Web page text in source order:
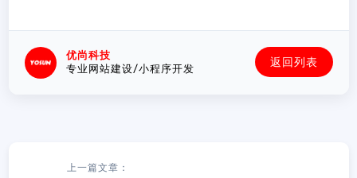
优尚科技
专业网站建设/小程序开发
返回列表
上一篇文章：